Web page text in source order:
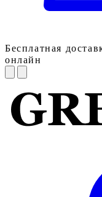
Бесплатная
онлайн